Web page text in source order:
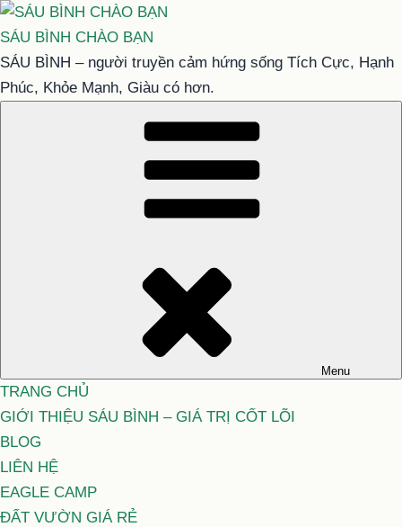
Chuyển
đến
phần
nội
SÁU BÌNH CHÀO BẠN
SÁU BÌNH – người truyền cảm hứng sống Tích Cực, Hạnh
Phúc, Khỏe Mạnh, Giàu có hơn.
Menu
TRANG CHỦ
GIỚI THIỆU SÁU BÌNH – GIÁ TRỊ CỐT LÕI
BLOG
LIÊN HỆ
EAGLE CAMP
ĐẤT VƯỜN GIÁ RẺ